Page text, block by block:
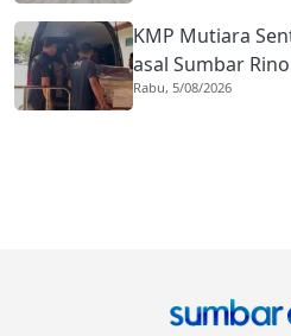
KMP Mutiara
asal Sumbar
ke Agam
Rabu, 5/08/2026